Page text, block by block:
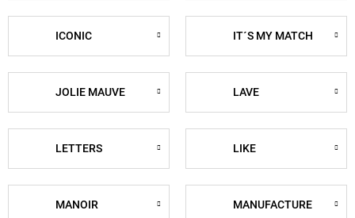
ICONIC IT´S MY MATCH
JOLIE MAUVE LAVE
LETTERS LIKE
MANOIR MANUFACTURE